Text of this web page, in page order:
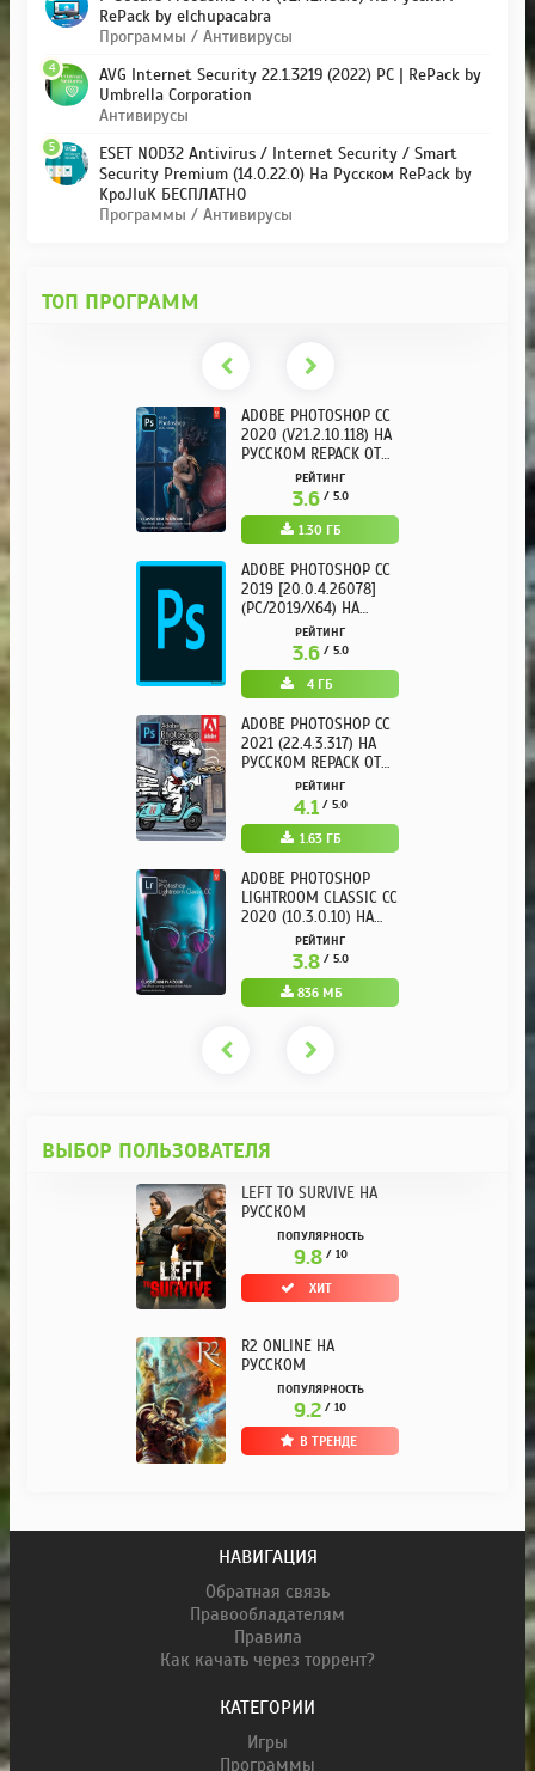
RePack by elchupacabra
Программы / Антивирусы
AVG Internet Security 22.1.3219 (2022) PC | RePack by
Umbrella Corporation
Антивирусы
4
ESET NOD32 Antivirus / Internet Security / Smart
Security Premium (14.0.22.0) На Русском RePack by
KpoJIuK БЕСПЛАТНО
Программы / Антивирусы
5
ТОП ПРОГРАММ
ADOBE PHOTOSHOP CC
2020 (V21.2.10.118) НА
РУССКОМ REPACK ОТ
KPOJIUKРЕЙТИНГ
3.6/ 5.0
1.30 ГБ
ADOBE PHOTOSHOP CC
2019 [20.0.4.26078]
(PC/2019/X64) НА
РУССКОМРЕЙТИНГ
3.6/ 5.0
4 ГБ
ADOBE PHOTOSHOP CC
2021 (22.4.3.317) НА
РУССКОМ REPACK ОТ
KPOJIUKРЕЙТИНГ
4.1 / 5.0
1.63 ГБ
ADOBE PHOTOSHOP
LIGHTROOM CLASSIC CC
2020 (10.3.0.10) НА
РУССКОМ REPACK ОТ
KPOJIUK
РЕЙТИНГ
3.8 / 5.0
836 МБ
ВЫБОР ПОЛЬЗОВАТЕЛЯ
LEFT TO SURVIVE НА
РУССКОМ
ПОПУЛЯРНОСТЬ
9.8 / 10
ХИТ
R2 ONLINE НА
РУССКОМ
ПОПУЛЯРНОСТЬ
9.2 / 10
В ТРЕНДЕ
НАВИГАЦИЯ
Обратная связь
Правообладателям
Правила
Как качать через торрент?
КАТЕГОРИИ
Игры
Программы